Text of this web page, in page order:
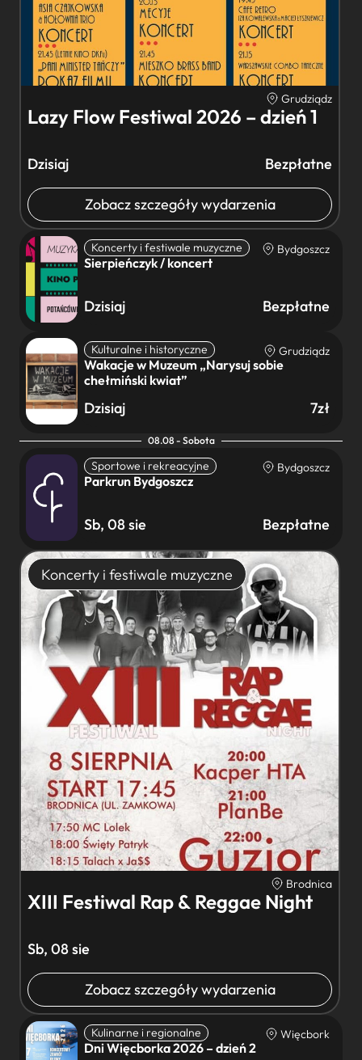
Grudziądz
Lazy Flow Festiwal 2026 – dzień 1
Dzisiaj Bezpłatne
Zobacz szczegóły wydarzenia
Koncerty i festiwale muzyczne Bydgoszcz
Sierpieńczyk / koncert
Dzisiaj Bezpłatne
Kulturalne i historyczne Grudziądz
Wakacje w Muzeum „Narysuj sobie
chełmiński kwiat”
Dzisiaj 7zł
08.08 - Sobota
Sportowe i rekreacyjne Bydgoszcz
Parkrun Bydgoszcz
Sb, 08 sie Bezpłatne
Koncerty i festiwale muzyczne
Brodnica
XIII Festiwal Rap & Reggae Night
Sb, 08 sie
Zobacz szczegóły wydarzenia
Kulinarne i regionalne Więcbork
Dni Więcborka 2026 – dzień 2